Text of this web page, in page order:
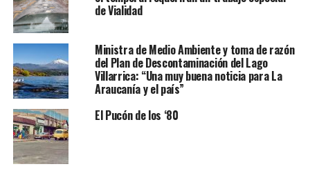
de Vialidad
Ministra de Medio Ambiente y toma de razón
del Plan de Descontaminación del Lago
Villarrica: “Una muy buena noticia para La
Araucanía y el país”
El Pucón de los ‘80